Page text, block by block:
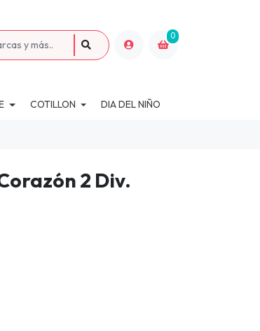
0
COTILLON DIA DEL NIÑO
2 Div.